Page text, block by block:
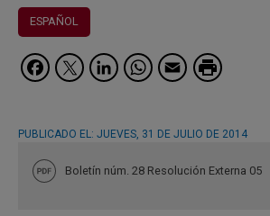
ESPAÑOL
Facebook
Twitter
LinkedIn
WhatsApp
Email
Boletín núm. 28 Resolución Externa 05
PUBLICADO EL: JUEVES, 31 DE JULIO DE 2014